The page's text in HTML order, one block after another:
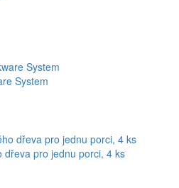
System
pro jednu porci, 4 ks